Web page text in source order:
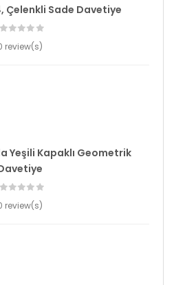
Çelenkli Sade Davetiye
review(s)
Yeşili Kapaklı Geometrik
review(s)